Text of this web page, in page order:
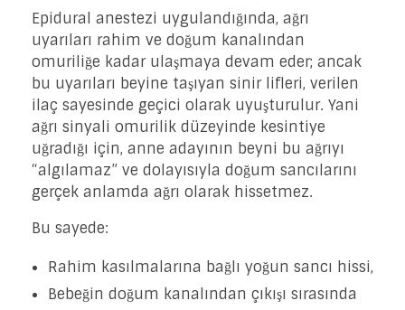
Epidural anestezi uygulandığında, ağrı
uyarıları rahim ve doğum kanalından
omuriliğe kadar ulaşmaya devam eder; ancak
bu uyarıları beyine taşıyan sinir lifleri, verilen
ilaç sayesinde geçici olarak uyuşturulur. Yani
ağrı sinyali omurilik düzeyinde kesintiye
uğradığı için, anne adayının beyni bu ağrıyı
“algılamaz” ve dolayısıyla doğum sancılarını
gerçek anlamda ağrı olarak hissetmez.
Bu sayede:
Rahim kasılmalarına bağlı yoğun sancı hissi,
Bebeğin doğum kanalından çıkışı sırasında